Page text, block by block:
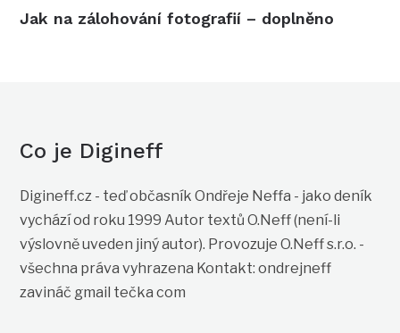
Jak na zálohování fotografií – doplněno
Co je Digineff
Digineff.cz - teď občasník Ondřeje Neffa - jako deník
vychází od roku 1999 Autor textů O.Neff (není-li
výslovně uveden jiný autor). Provozuje O.Neff s.r.o. -
všechna práva vyhrazena Kontakt: ondrejneff
zavináč gmail tečka com